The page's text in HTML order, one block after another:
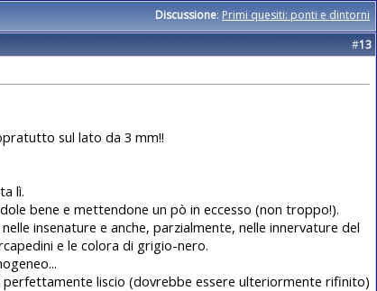
Discussione: Primi quesiti: ponti e dintorni
#13
sul lato da 3 mm!!
lì.
bene e mettendone un pò in eccesso (non troppo!).
insenature e anche, parzialmente, nelle innervature del
e le colora di grigio-nero.
liscio (dovrebbe essere ulteriormente rifinito)